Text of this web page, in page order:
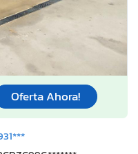
Oferta Ahora!